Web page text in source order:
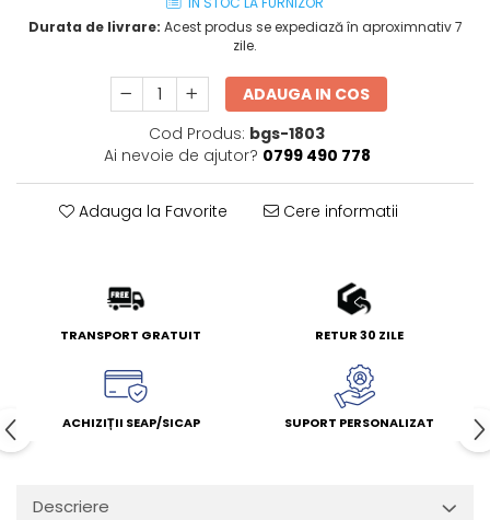
Durata de livrare: Acest produs se expediază în aproximnativ 7
zile.
ADAUGA IN COS
Cod Produs: bgs-1803
Ai nevoie de ajutor? 0799 490 778
Adauga la Favorite Cere informatii
TRANSPORT GRATUIT RETUR 30 ZILE
ACHIZIȚII SEAP/SICAP SUPORT PERSONALIZAT
Descriere